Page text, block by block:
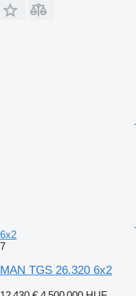
6x2
7
MAN TGS 26.320 6x2